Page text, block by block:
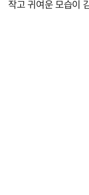
작고 귀여운 모습이